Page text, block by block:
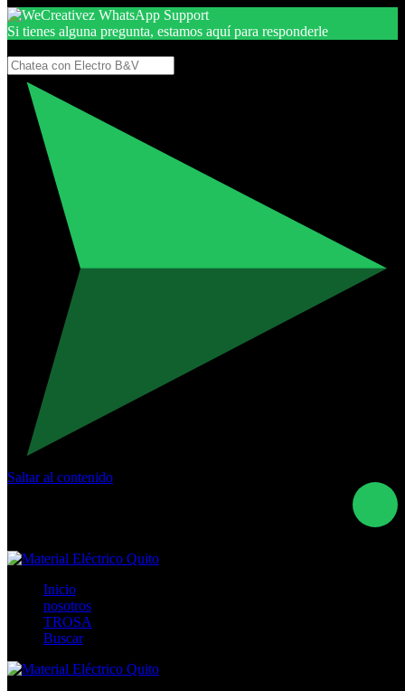
Si tienes alguna pregunta, estamos aquí para responderle
Saltar al contenido
Inicio
nosotros
TROSA
Buscar